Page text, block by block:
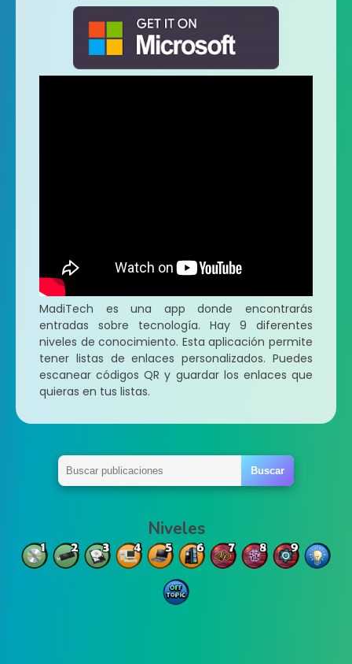
MadiTech es una app donde encontrarás
entradas sobre tecnología. Hay 9 diferentes
niveles de conocimiento. Esta aplicación permite
tener listas de enlaces personalizados. Puedes
escanear códigos QR y guardar los enlaces que
quieras en tus listas.
Niveles